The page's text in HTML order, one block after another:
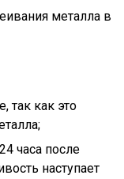
металла в
так как это
часа после
наступает